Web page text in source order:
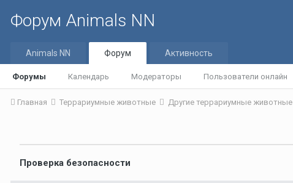
Форум Animals NN
Animals NN Форум
Форумы Календарь Модераторы Пользователи онлайн
Активность
Главная Террариумные животные Другие террариумные животные
Проверка безопасности